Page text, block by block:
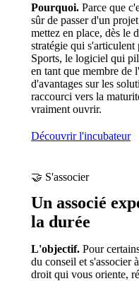
Pourquoi. Parce que
sûr de passer d'un
mettez en place, dès le
stratégie qui s'articulent
Sports, le logiciel qui
en tant que membre de
d'avantages sur les
raccourci vers la
vraiment ouvrir.
Découvrir l'incubateur
🤝 S'associer
Un associé
la durée
L'objectif. Pour
du conseil et s'associer
droit qui vous oriente,